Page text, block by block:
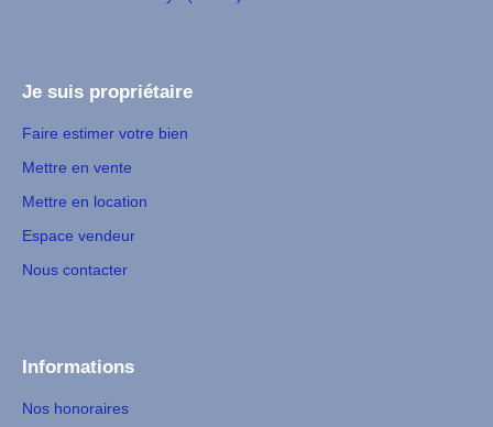
Je suis propriétaire
Faire estimer votre bien
Mettre en vente
Mettre en location
Espace vendeur
Nous contacter
Informations
Nos honoraires